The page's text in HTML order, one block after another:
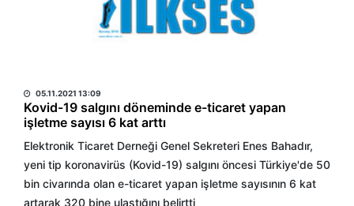
05.11.2021 13:09
Kovid-19 salgını döneminde e-ticaret yapan
işletme sayısı 6 kat arttı
Elektronik Ticaret Derneği Genel Sekreteri Enes Bahadır,
yeni tip koronavirüs (Kovid-19) salgını öncesi Türkiye'de 50
bin civarında olan e-ticaret yapan işletme sayısının 6 kat
artarak 320 bine ulaştığını belirtti